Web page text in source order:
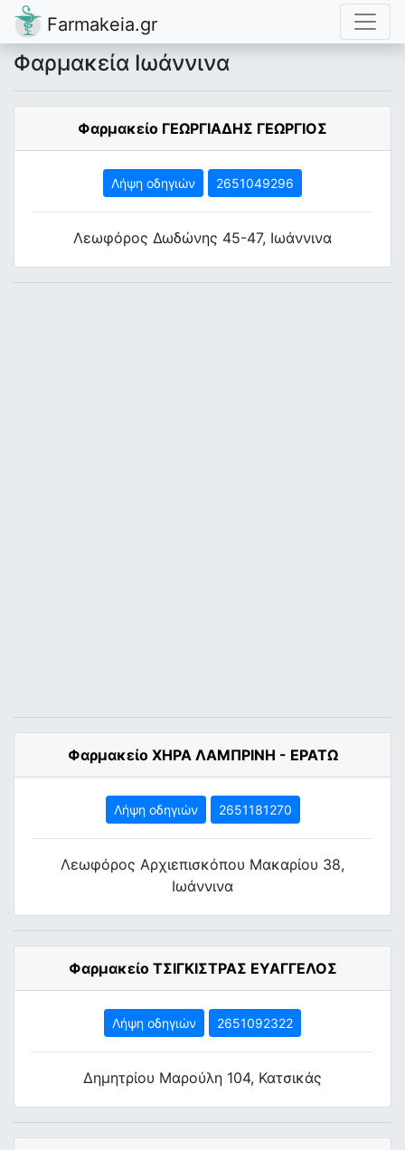
Farmakeia.gr
Φαρμακεία Ιωάννινα
Φαρμακείο ΓΕΩΡΓΙΑΔΗΣ ΓΕΩΡΓΙΟΣ
Λήψη οδηγιών 2651049296
Λεωφόρος Δωδώνης 45-47, Ιωάννινα
Φαρμακείο ΧΗΡΑ ΛΑΜΠΡΙΝΗ - ΕΡΑΤΩ
Λήψη οδηγιών 2651181270
Λεωφόρος Αρχιεπισκόπου Μακαρίου 38,
Ιωάννινα
Φαρμακείο ΤΣΙΓΚΙΣΤΡΑΣ ΕΥΑΓΓΕΛΟΣ
Λήψη οδηγιών 2651092322
Δημητρίου Μαρούλη 104, Κατσικάς